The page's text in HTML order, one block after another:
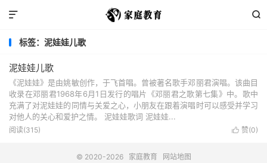


标签：泥娃娃儿歌
泥娃娃儿歌
《泥娃娃》是由姚敏创作，于飞首唱。曾被著名歌手邓丽君演唱。该曲目
收录在邓丽君1968年6月1日发行的唱片《邓丽君之歌第七集》中。歌中
充满了对泥娃娃的同情与关爱之心，小朋友在跟着演唱时可以感受并学习
对他人的关心和爱护之情。 泥娃娃歌词 泥娃娃...
 赞(0)
阅读(315)
© 2020-2026 家庭教育 网站地图